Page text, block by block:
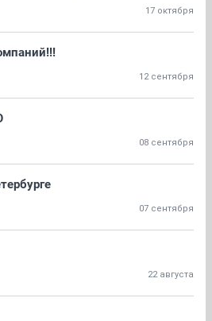
17 октября
12 сентября
08 сентября
07 сентября
22 августа